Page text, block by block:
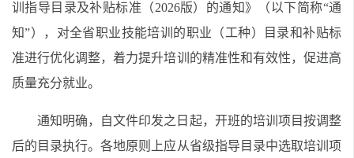
训指导目录及补贴标准（2026版）的通知》（以下简称“通
知”），对全省职业技能培训的职业（工种）目录和补贴标
准进行优化调整，着力提升培训的精准性和有效性，促进高
质量充分就业。
通知明确，自文件印发之日起，开班的培训项目按调整
后的目录执行。各地原则上应从省级指导目录中选取培训项